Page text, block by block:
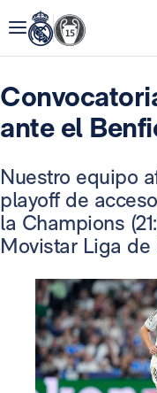
ante el
Nuestro equipo
playoff de
la Champions
Movistar Liga de